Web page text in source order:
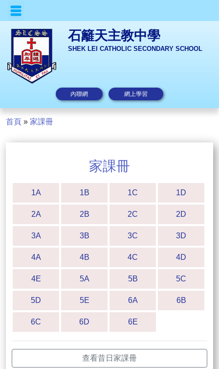
石籬天主教中學
SHEK LEI CATHOLIC SECONDARY SCHOOL
內聯網 網上學習
首頁 » 家課冊
家課冊
1A 1B 1C 1D
2A 2B 2C 2D
3A 3B 3C 3D
4A 4B 4C 4D
4E 5A 5B 5C
5D 5E 6A 6B
6C 6D 6E
查看昔日家課冊